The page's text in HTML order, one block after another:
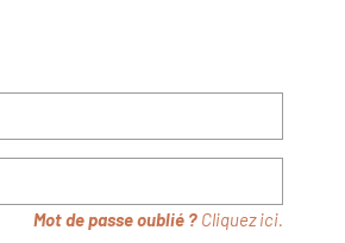
Mot de passe oublié ?Cliquez ici.